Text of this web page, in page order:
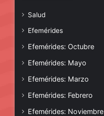
Salud
Efemérides
Efemérides: Octubre
Efemérides: Mayo
Efemérides: Marzo
Efemérides: Febrero
Efemérides: Noviembre